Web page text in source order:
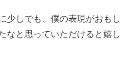
少しでも、僕の表現がおもし
なと思っていただけると嬉し